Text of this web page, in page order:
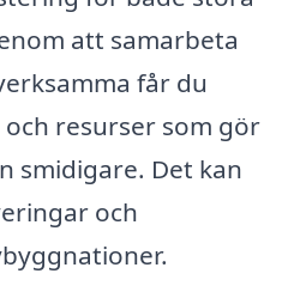
att samarbeta
får du
resurser som gör
smidigare. Det kan
och